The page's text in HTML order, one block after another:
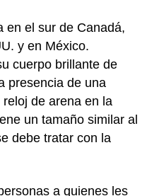
en el sur de Canadá,
y en México.
cuerpo brillante de
presencia de una
de arena en la
un tamaño similar al
debe tratar con la
a quienes les